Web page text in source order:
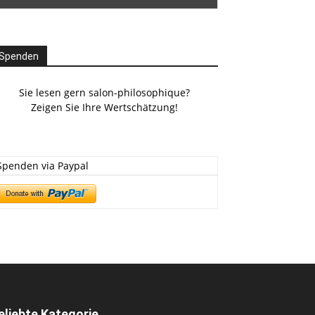
Sie lesen gern salon-philosophique?
Zeigen Sie Ihre Wertschätzung!
via Paypal